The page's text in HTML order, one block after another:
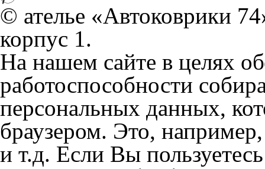
работоспособности
персональных данных,
браузером. Это,
и т.д. Если Вы
согласие на обработку
Положении по обработке
+7 (351) 277 91 67